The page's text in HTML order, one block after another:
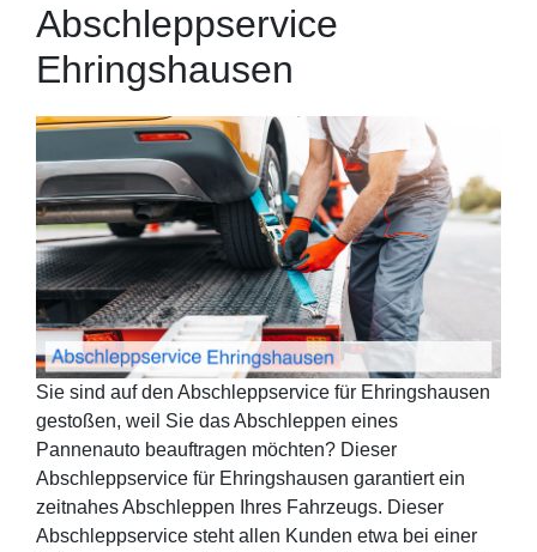
Abschleppservice
Ehringshausen
Sie sind auf den Abschleppservice für Ehringshausen
gestoßen, weil Sie das Abschleppen eines
Pannenauto beauftragen möchten? Dieser
Abschleppservice für Ehringshausen garantiert ein
zeitnahes Abschleppen Ihres Fahrzeugs. Dieser
Abschleppservice steht allen Kunden etwa bei einer